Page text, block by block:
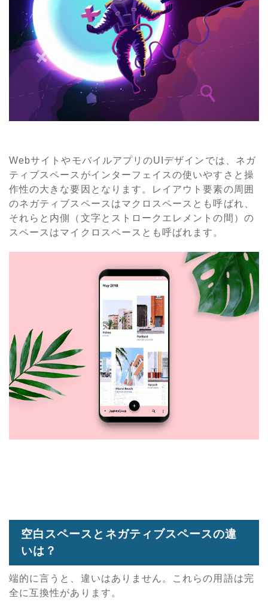
WebサイトやモバイルアプリのUIデザインでは、ネガ
ティブスペースがインターフェイスの使いやすさと操
作性の大きな要因となります。レイアウト要素の周囲
のネガティブスペースはマクロスペースとも呼ばれ、
それらと内側（文字とストロークエレメントの間）の
スペースはマイクロスペースとも呼ばれます。
空白スペースとネガティブスペースの違
いは？
端的に言うと、違いはありません。これらの用語は完
全に互換性があります。